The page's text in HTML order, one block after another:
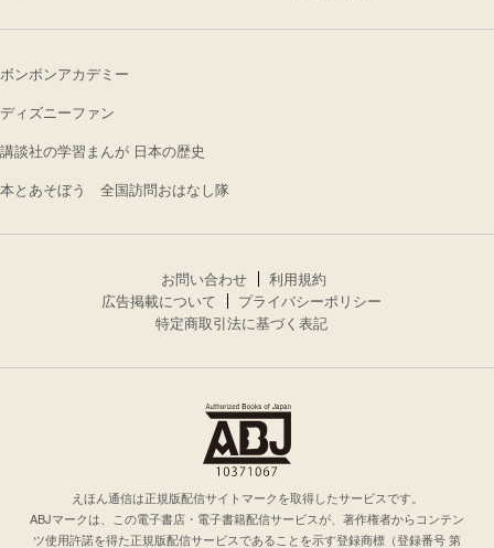
ボンボンアカデミー
ディズニーファン
講談社の学習まんが 日本の歴史
本とあそぼう 全国訪問おはなし隊
お問い合わせ
利用規約
広告掲載について
プライバシーポリシー
特定商取引法に基づく表記
えほん通信は正規版配信サイトマークを取得したサービスです。
ABJマークは、この電子書店・電子書籍配信サービスが、著作権者からコンテン
ツ使用許諾を得た正規版配信サービスであることを示す登録商標（登録番号 第